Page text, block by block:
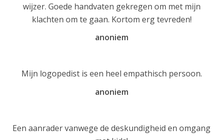
wijzer. Goede handvaten gekregen om met mijn
klachten om te gaan. Kortom erg tevreden!
anoniem
Mijn logopedist is een heel empathisch persoon.
anoniem
Een aanrader vanwege de deskundigheid en omgang